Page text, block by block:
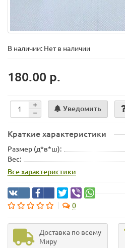
В наличии: Нет в наличии
180.00 р.
Уведомить
Краткие характеристики
Размер (д*в*ш):
Вес:
Все характеристики
0
Доставка по всему
Миру